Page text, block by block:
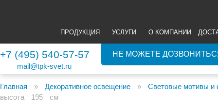
ПРОДУКЦИЯ УСЛУГИ О КОМПАНИИ
+7 (495) 540-57-57
mail@tpk-svet.ru
НЕ МОЖЕТЕ
Главная » Декоративное освещение » Световые мотивы и
высота 195 см